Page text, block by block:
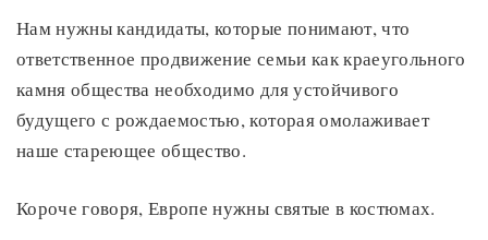
Нам нужны кандидаты, которые понимают, что
ответственное продвижение семьи как краеугольного
камня общества необходимо для устойчивого
будущего с рождаемостью, которая омолаживает
наше стареющее общество.
Короче говоря, Европе нужны святые в костюмах.